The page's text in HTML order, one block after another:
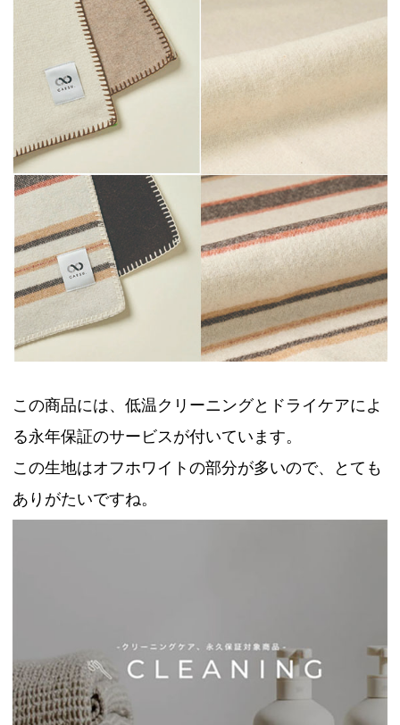
この商品には、低温クリーニングとドライケアによ
る永年保証のサービスが付いています。
この生地はオフホワイトの部分が多いので、とても
ありがたいですね。